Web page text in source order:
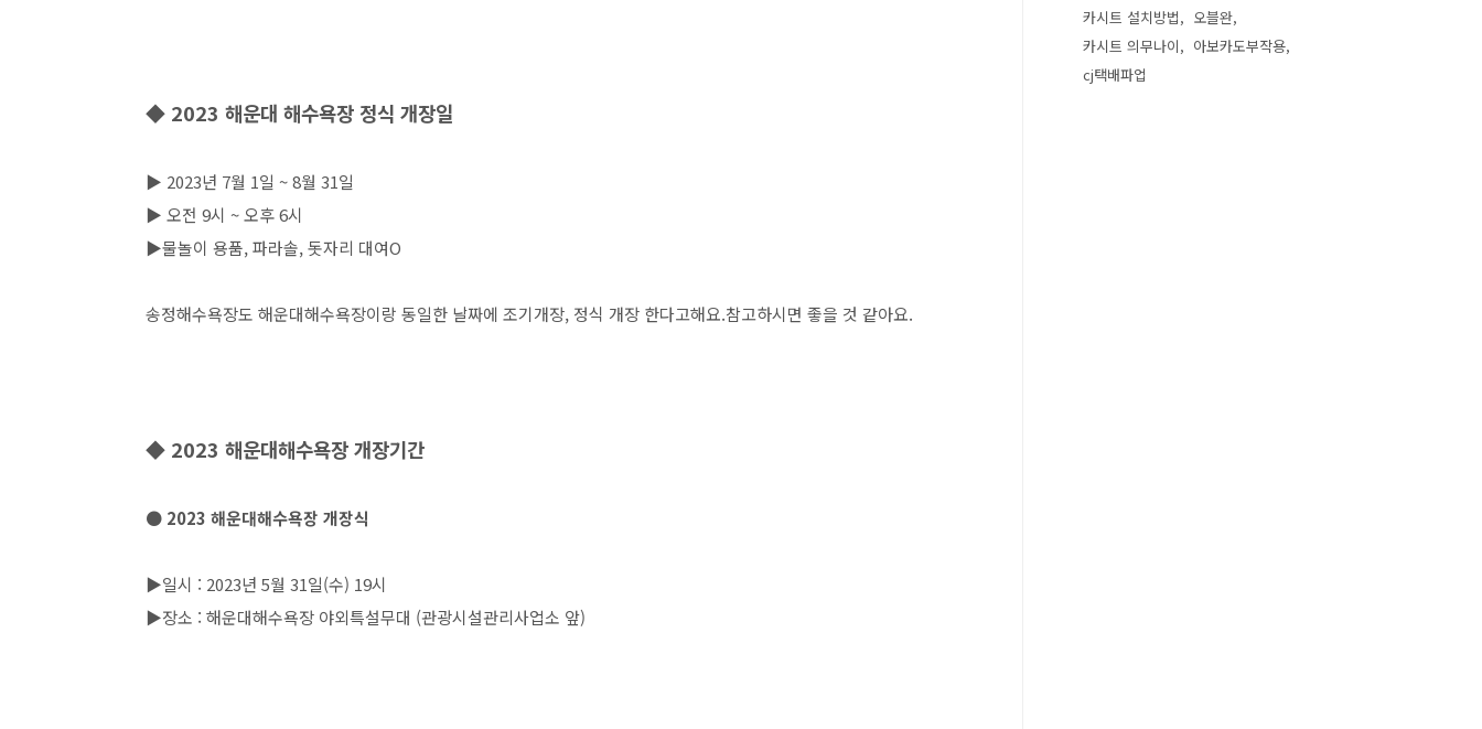
◆ 2023 해운대 해수욕장 정식 개장일
▶ 2023년 7월 1일 ~ 8월 31일
▶ 오전 9시 ~ 오후 6시
▶물놀이 용품, 파라솔, 돗자리 대여O
송정해수욕장도 해운대해수욕장이랑 동일한 날짜에 조기개장, 정식 개장 한다고해요.참고하시면 좋을 것 같아요.
◆ 2023 해운대해수욕장 개장기간
● 2023 해운대해수욕장 개장식
▶일시 : 2023년 5월 31일(수) 19시
▶장소 : 해운대해수욕장 야외특설무대 (관광시설관리사업소 앞)
카시트 설치방법
오블완
카시트 의무나이
아보카도부작용
cj택배파업